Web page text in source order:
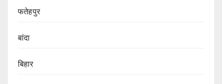
फतेहपुर
बांदा
बिहार